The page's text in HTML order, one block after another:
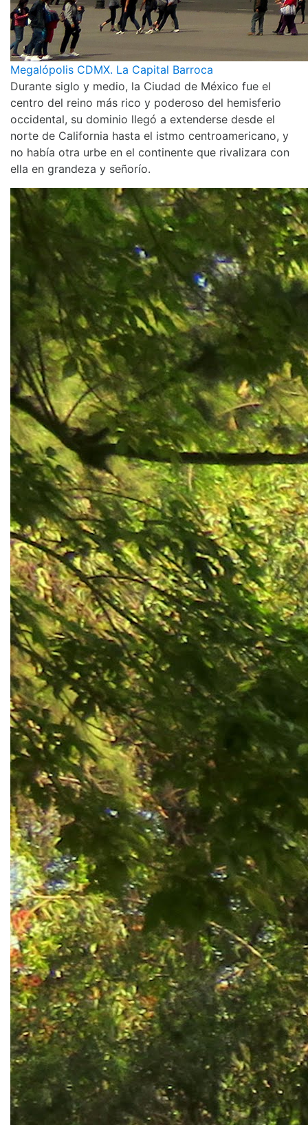
Megalópolis CDMX. La Capital Barroca
Durante siglo y medio, la Ciudad de México fue el
centro del reino más rico y poderoso del hemisferio
occidental, su dominio llegó a extenderse desde el
norte de California hasta el istmo centroamericano, y
no había otra urbe en el continente que rivalizara con
ella en grandeza y señorío.